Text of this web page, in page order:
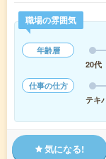
職場の雰囲気
年齢層
20代
仕事の仕方
テキ
気になる!